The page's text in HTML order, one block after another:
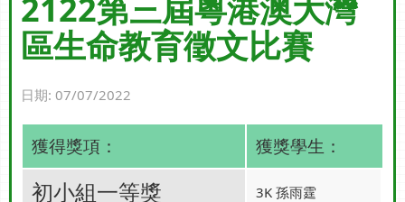
2122第三屆粵港澳大灣
區生命教育徵文比賽
日期: 07/07/2022
獲得獎項： 獲獎學生：
初小組一等獎 3K 孫雨霆